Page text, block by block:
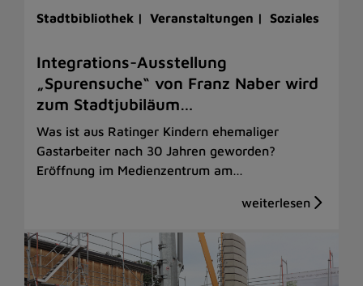
Stadtbibliothek | Veranstaltungen | Soziales
Integrations-Ausstellung
„Spurensuche“ von Franz Naber wird
zum Stadtjubiläum…
Was ist aus Ratinger Kindern ehemaliger
Gastarbeiter nach 30 Jahren geworden?
Eröffnung im Medienzentrum am…